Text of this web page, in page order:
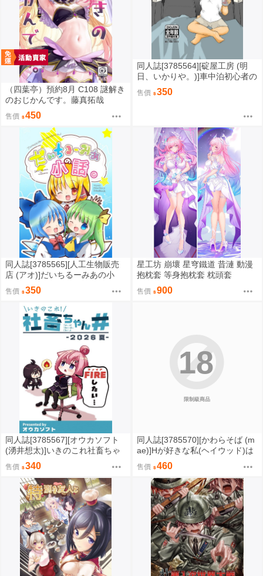
（四葉亭）預約8月 C108 謎解き
のおじかんです。藤真拓哉
售價 450
同人誌[3785564][碇屋工房 (明
日、いかりや。)]車中泊初心者の
鳥取三温泉+由良舞鶴の旅 (其他)
售價 350
同人誌[3785565][人工生物販売
店 (アオ)]だいちるーみあの小
話。 (東方Project )
售價 350
星工坊 崩壞 星穹鐵道 昔漣 動漫
抱枕套 等身抱枕套 枕頭套
售價 900
同人誌[3785567][オウカソフト
(湧井想太)]いきのこれ社畜ちゃ
ん# -2026 夏- (其他)
售價 340
限制級商品
18
同人誌[3785570][かわらそば (m
ae)]Hが好きな私(ヘイウッド)は
お嫌いですか (艦隊收藏)
售價 460